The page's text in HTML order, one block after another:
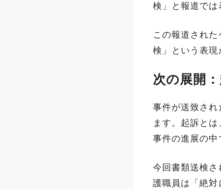
検」と報道では
この報道され
検」という表現
次の展開
事件が送致さ
ます。起訴と
事件の進展の中
今回書類送検
護職員は「絶対